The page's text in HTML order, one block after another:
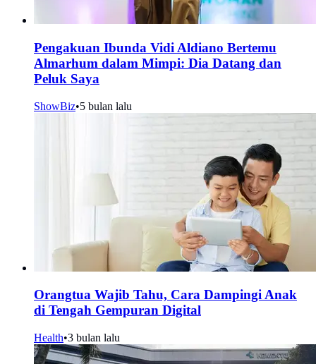
Pengakuan Ibunda Vidi Aldiano Bertemu
Almarhum dalam Mimpi: Dia Datang dan
Peluk Saya
ShowBiz•5 bulan lalu
Orangtua Wajib Tahu, Cara Dampingi Anak
di Tengah Gempuran Digital
Health•3 bulan lalu